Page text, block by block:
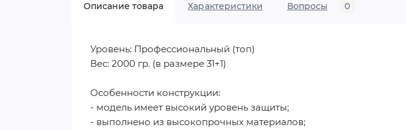
Описание товара Характеристики Вопросы 0
Уровень: Профессиональный (топ)
Вес: 2000 гр. (в размере 31+1)
Особенности конструкции:
- модель имеет высокий уровень защиты;
- выполнено из высокопрочных материалов;